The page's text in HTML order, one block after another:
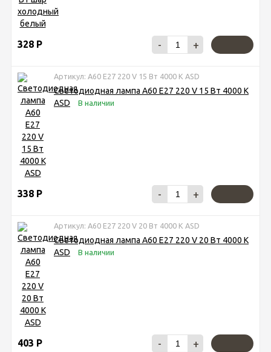
328 Р - +
Артикул: A60 Е27 220 V 15 Вт 4000 К ASD
Светодиодная лампа A60 Е27 220 V 15 Вт 4000 К
ASD
В наличии
338 Р - +
Артикул: A60 Е27 220 V 20 Вт 4000 К ASD
Светодиодная лампа A60 Е27 220 V 20 Вт 4000 К
ASD
В наличии
403 Р - +